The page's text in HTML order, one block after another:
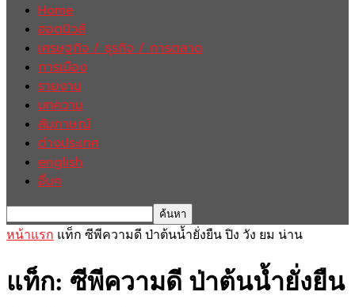
Home
ฮอตนิวส์
เศรษฐกิจ / ธุรกิจ / การตลาด
การเมือง
รายงาน
บทความ
สัมภาษณ์
ต่างประเทศ
english
อื่นๆ
หน้าแรก แท็ก ซีพีความดี ป่าต้นน้ำยั่งยืน ปิง วัง ยม น่าน
แท็ก: ซีพีความดี ป่าต้นน้ำยั่งยืน